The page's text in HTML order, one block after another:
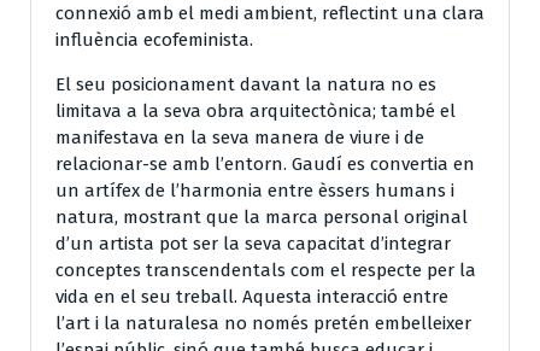
connexió amb el medi ambient, reflectint una clara
influència ecofeminista.
El seu posicionament davant la natura no es
limitava a la seva obra arquitectònica; també el
manifestava en la seva manera de viure i de
relacionar-se amb l’entorn. Gaudí es convertia en
un artífex de l’harmonia entre èssers humans i
natura, mostrant que la marca personal original
d’un artista pot ser la seva capacitat d’integrar
conceptes transcendentals com el respecte per la
vida en el seu treball. Aquesta interacció entre
l’art i la naturalesa no només pretén embelleixer